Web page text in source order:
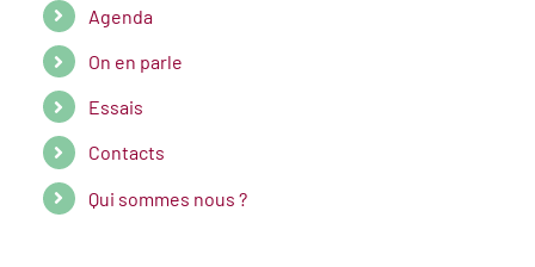
Agenda
On en parle
Essais
Contacts
Qui sommes nous ?